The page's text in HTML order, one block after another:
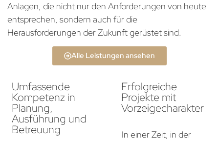
Anlagen, die nicht nur den Anforderungen von heute
entsprechen, sondern auch für die
Herausforderungen der Zukunft gerüstet sind.
Alle Leistungen ansehen
Umfassende
Kompetenz in
Planung,
Ausführung und
Betreuung
Erfolgreiche
Projekte mit
Vorzeigecharakter
In einer Zeit, in der